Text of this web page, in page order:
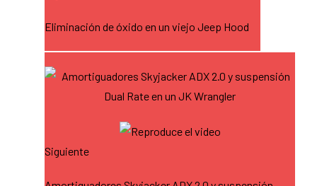
Eliminación de óxido en un viejo Jeep Hood
Siguiente